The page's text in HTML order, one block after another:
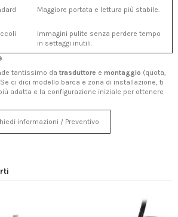
Maggiore portata e lettura più stabile.
Immagini pulite senza perdere tempo
in settaggi inutili.
tantissimo da trasduttore e montaggio (quota,
ci dici modello barca e zona di installazione, ti
adatta e la configurazione iniziale per ottenere
informazioni / Preventivo